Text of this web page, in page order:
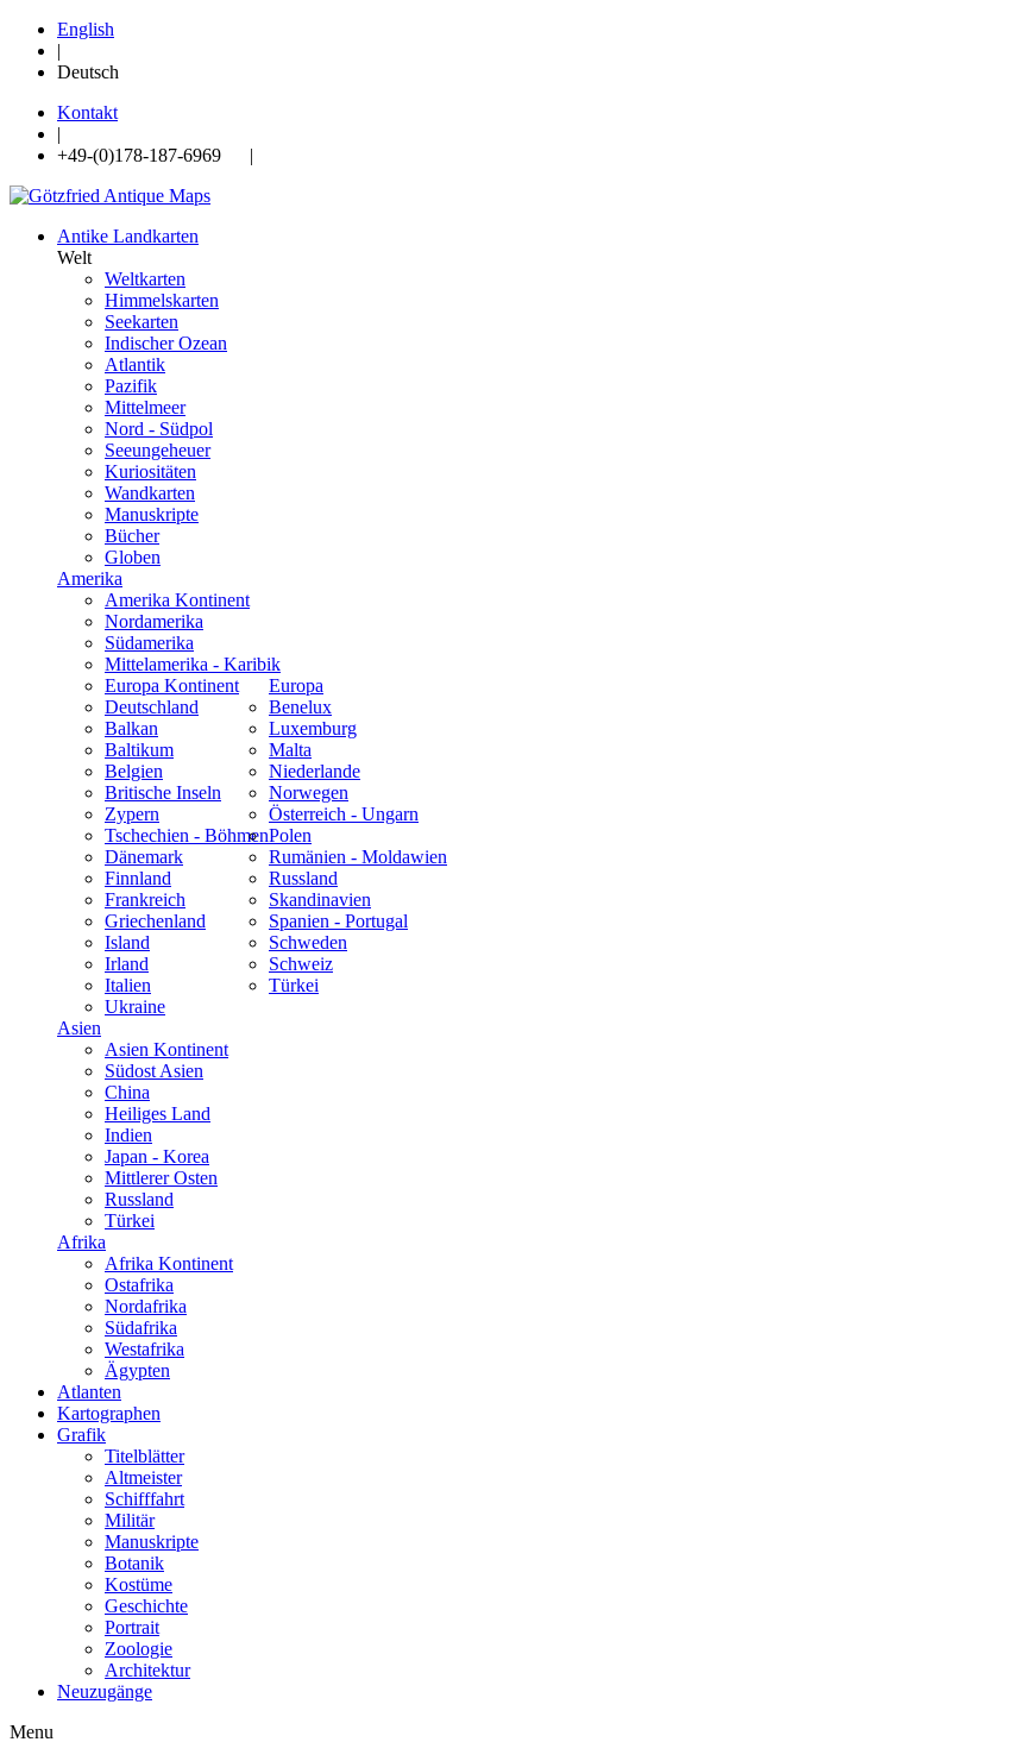
English
|
Deutsch
Kontakt
|
+49-(0)178-187-6969 |
Antike Landkarten
Welt
Weltkarten
Himmelskarten
Seekarten
Indischer Ozean
Atlantik
Pazifik
Mittelmeer
Nord - Südpol
Seeungeheuer
Kuriositäten
Wandkarten
Manuskripte
Bücher
Globen
Amerika
Amerika Kontinent
Nordamerika
Südamerika
Mittelamerika - Karibik
Europa
Europa Kontinent
Deutschland
Balkan
Baltikum
Belgien
Britische Inseln
Zypern
Tschechien - Böhmen
Dänemark
Finnland
Frankreich
Griechenland
Island
Irland
Italien
Benelux
Luxemburg
Malta
Niederlande
Norwegen
Österreich - Ungarn
Polen
Rumänien - Moldawien
Russland
Skandinavien
Spanien - Portugal
Schweden
Schweiz
Türkei
Ukraine
Asien
Asien Kontinent
Südost Asien
China
Heiliges Land
Indien
Japan - Korea
Mittlerer Osten
Russland
Türkei
Afrika
Afrika Kontinent
Ostafrika
Nordafrika
Südafrika
Westafrika
Ägypten
Atlanten
Kartographen
Grafik
Titelblätter
Altmeister
Schifffahrt
Militär
Manuskripte
Botanik
Kostüme
Geschichte
Portrait
Zoologie
Architektur
Neuzugänge
Menu